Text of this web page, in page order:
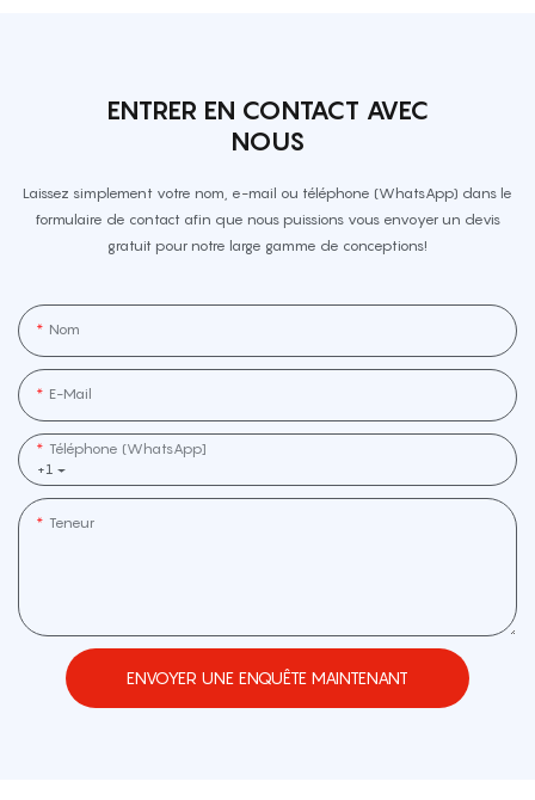
ENTRER EN CONTACT AVEC
NOUS
Laissez simplement votre nom, e-mail ou téléphone (WhatsApp) dans le
formulaire de contact afin que nous puissions vous envoyer un devis
gratuit pour notre large gamme de conceptions!
Nom
E-Mail
+1
Téléphone (WhatsApp]
Teneur
ENVOYER UNE ENQUÊTE MAINTENANT